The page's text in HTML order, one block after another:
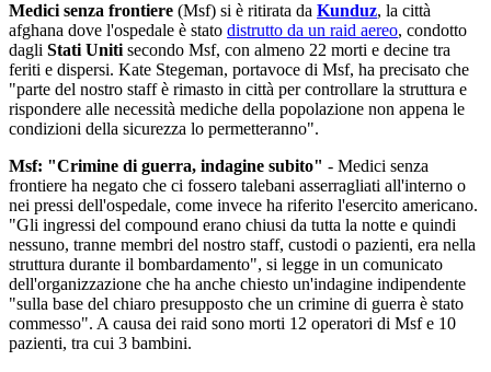
Medici senza frontiere (Msf) si è ritirata da Kunduz, la città
afghana dove l'ospedale è stato distrutto da un raid aereo, condotto
dagli Stati Uniti secondo Msf, con almeno 22 morti e decine tra
feriti e dispersi. Kate Stegeman, portavoce di Msf, ha precisato che
"parte del nostro staff è rimasto in città per controllare la struttura e
rispondere alle necessità mediche della popolazione non appena le
condizioni della sicurezza lo permetteranno".
Msf: "Crimine di guerra, indagine subito" - Medici senza
frontiere ha negato che ci fossero talebani asserragliati all'interno o
nei pressi dell'ospedale, come invece ha riferito l'esercito americano.
"Gli ingressi del compound erano chiusi da tutta la notte e quindi
nessuno, tranne membri del nostro staff, custodi o pazienti, era nella
struttura durante il bombardamento", si legge in un comunicato
dell'organizzazione che ha anche chiesto un'indagine indipendente
"sulla base del chiaro presupposto che un crimine di guerra è stato
commesso". A causa dei raid sono morti 12 operatori di Msf e 10
pazienti, tra cui 3 bambini.